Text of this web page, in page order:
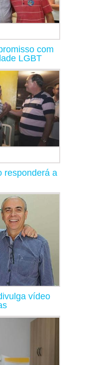
com
LGBT
responderá a
vídeo